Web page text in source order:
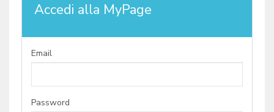
Accedi alla MyPage
Email
Password